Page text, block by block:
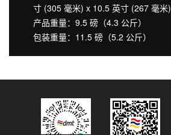
寸 (305 毫米) x 10.5 英寸 (267 毫米)
产品重量：9.5 磅（4.3 公斤）
包装重量：11.5 磅（5.2 公斤）